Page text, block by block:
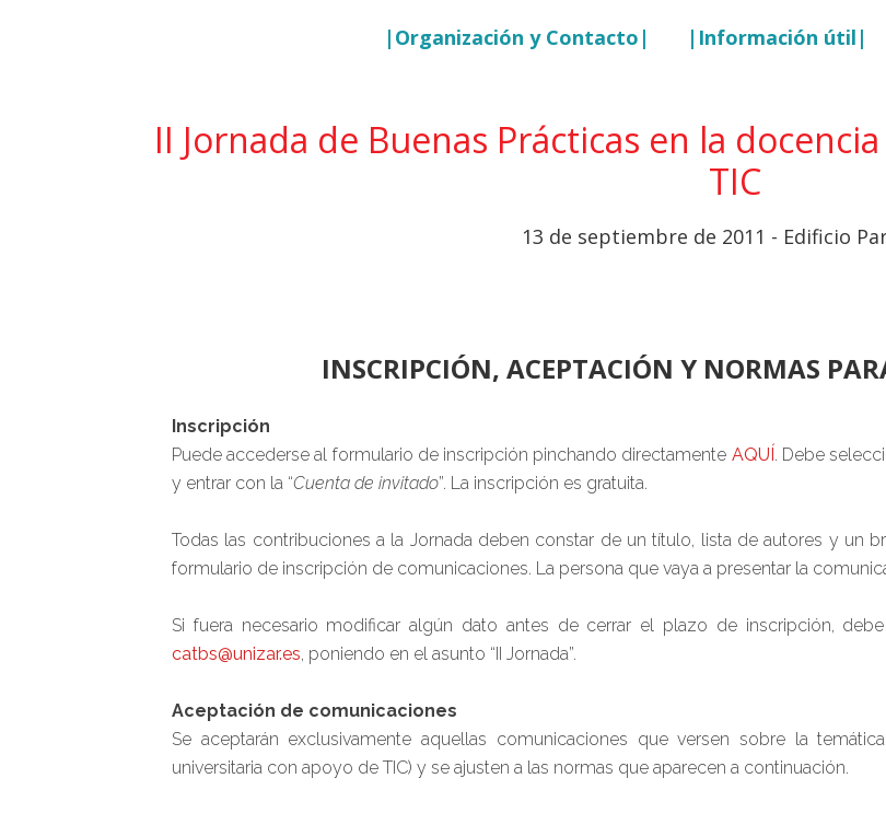
|Organización y Contacto| |Información útil|
II Jornada de Buenas Prácticas en la
TIC
13 de septiembre de 2011 - Edificio
INSCRIPCIÓN, ACEPTACIÓN Y NORMAS
Inscripción
Puede accederse al formulario de inscripción pinchando directamente AQUÍ. Debe
y entrar con la “Cuenta de invitado”. La inscripción es gratuita.
Todas las contribuciones a la Jornada deben constar de un título, lista de autores y un
formulario de inscripción de comunicaciones. La persona que vaya a presentar la
Si fuera necesario modificar algún dato antes de cerrar el plazo de inscripción,
catbs@unizar.es, poniendo en el asunto “II Jornada”.
Aceptación de comunicaciones
Se aceptarán exclusivamente aquellas comunicaciones que versen sobre la
universitaria con apoyo de TIC) y se ajusten a las normas que aparecen a continuación.